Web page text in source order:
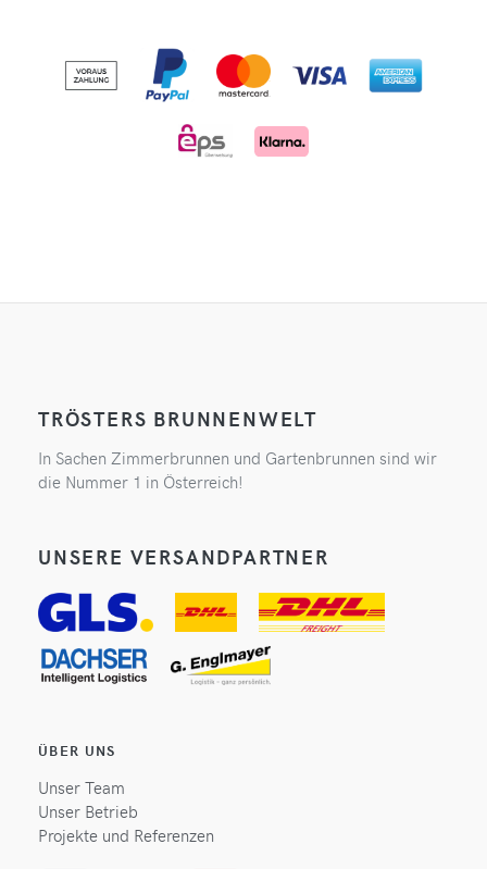
TRÖSTERS BRUNNENWELT
In Sachen Zimmerbrunnen und Gartenbrunnen sind wir
die Nummer 1 in Österreich!
UNSERE VERSANDPARTNER
ÜBER UNS
Unser Team
Unser Betrieb
Projekte und Referenzen